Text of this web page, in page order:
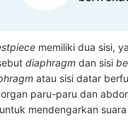
memiliki dua sisi,
diaphragm dan sisi
atau sisi datar
paru-paru dan
mendengarkan